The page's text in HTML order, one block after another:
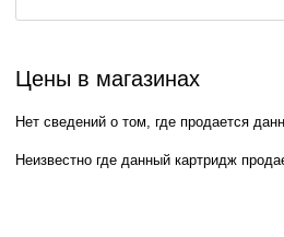
Цены в магазинах
Нет сведений о том, где продается
Неизвестно где данный картридж